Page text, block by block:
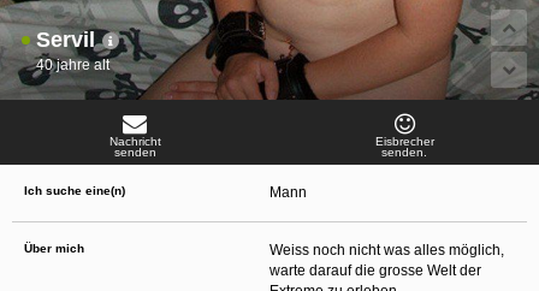
CyberPatrol
oder Safety Surf
. Diese Programme blockieren den Zugang zu
bestimmten Websites und Netzinhalten. Oft blockieren diese Programme
standardmäßig eine große Anzahl von Websites, von denen angenommen wird,
dass sie sich für Minderjährige nicht eignen. Über Updates können neue Websites
hinzugefügt werden.
Wenden Sie sich an Ihren Internetprovider. Es gibt Internetprovider, die einen Filter
Kontrollieren Sie Ihren Internetbrowser. Machen Sie sich mit der Funktion Ihres
Internetbrowsers vertraut, so dass Sie nachsehen können, welche Websites von
Kinder auf den Besuch unerwünschter Websites an und vermitteln Sie ihnen, dass
Sprechen Sie mit Ihren Kindern. Vermitteln Sie Ihren minderjährigen Kindern, dass
sie Fremden, z. B. auf einer Chat-Website, nie persönliche Angaben machen sollen.
Bringen Sie ihnen auch bei, dass viele Menschen im Internet ihre wahre Identität
Servil
40 jahre alt
Nachricht
senden
Eisbrecher
senden.
Ich suche eine(n) Mann
Über mich
Weiss noch nicht was alles möglich,
warte darauf die grosse Welt der